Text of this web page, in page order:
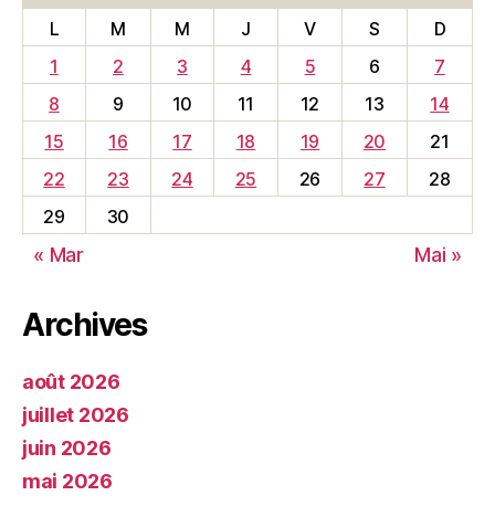
L
M M J V S
D
1
2 3 4 5 6
7
8
9 10 11 12 13
14
15
16 17 18 19 20
21
22
23 24 25 26 27
28
29
30
« Mar Mai »
Archives
août 2026
juillet 2026
juin 2026
mai 2026